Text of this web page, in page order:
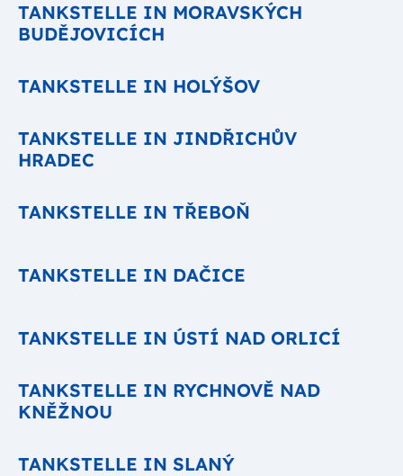
TANKSTELLE IN MORAVSKÝCH
BUDĚJOVICÍCH
TANKSTELLE IN HOLÝŠOV
TANKSTELLE IN JINDŘICHŮV
HRADEC
TANKSTELLE IN TŘEBOŇ
TANKSTELLE IN DAČICE
TANKSTELLE IN ÚSTÍ NAD ORLICÍ
TANKSTELLE IN RYCHNOVĚ NAD
KNĚŽNOU
TANKSTELLE IN SLANÝ